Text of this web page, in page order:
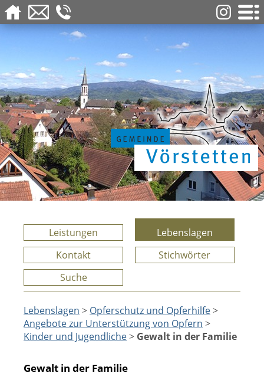
Leistungen
Lebenslagen
Kontakt
Stichwörter
Suche
Lebenslagen > Opferschutz und Opferhilfe>
Angebote zur Unterstützung von Opfern >
Kinder und Jugendliche> Gewalt in der Familie
Gewalt in der Familie